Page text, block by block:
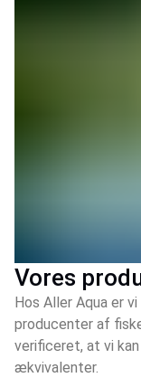
Vores
Hos Aller Aqua er
producenter af
verificeret, at vi
ækvivalenter.